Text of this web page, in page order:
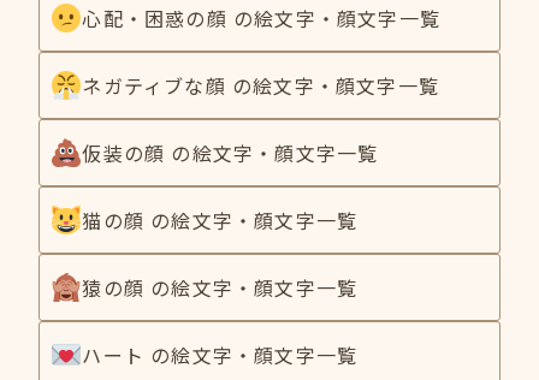
心配・困惑の顔 の絵文字・顔文字一覧
ネガティブな顔 の絵文字・顔文字一覧
仮装の顔 の絵文字・顔文字一覧
猫の顔 の絵文字・顔文字一覧
猿の顔 の絵文字・顔文字一覧
ハート の絵文字・顔文字一覧